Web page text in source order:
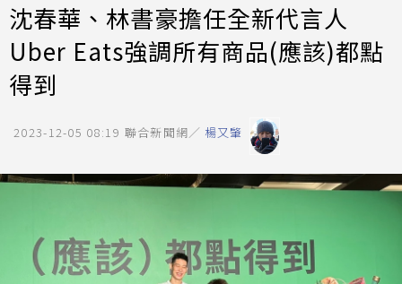
沈春華、林書豪擔任全新代言人
Uber Eats強調所有商品(應該)都點
得到
2023-12-05 08:19 聯合新聞網／ 楊又肇